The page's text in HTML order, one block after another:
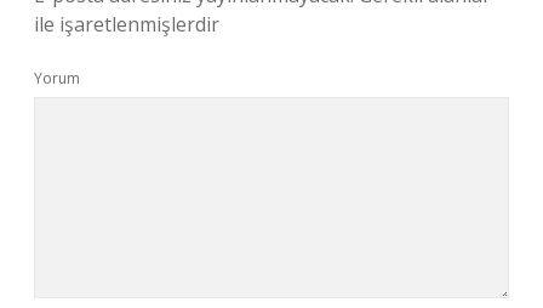
ile işaretlenmişlerdir
Yorum